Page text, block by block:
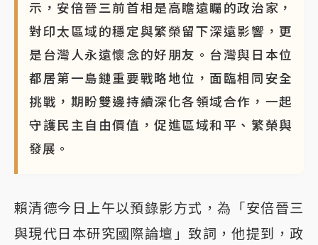
示，安倍晉三前首相是高瞻遠矚的政治家，
對印太區域的穩定與繁榮留下深遠影響，更
是台灣人永遠懷念的好朋友。台灣與日本位
都居第一島鏈重要戰略地位，面臨相同安全
挑戰，期盼雙邊持續深化各領域合作，一起
守護民主自由價值，促進區域和平、繁榮與
發展。
賴清德今日上午以預錄影方式，為「安倍晉三
與現代日本研究國際論壇」致詞，他提到，政